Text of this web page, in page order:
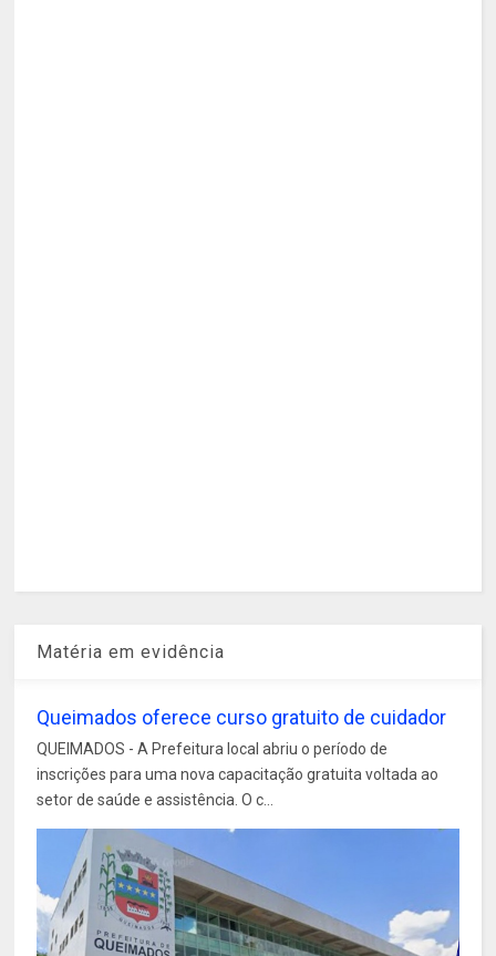
Matéria em evidência
Queimados oferece curso gratuito de cuidador
QUEIMADOS - A Prefeitura local abriu o período de
inscrições para uma nova capacitação gratuita voltada ao
setor de saúde e assistência. O c...